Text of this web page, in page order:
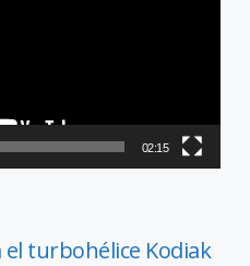
02:15
turbohélice Kodiak